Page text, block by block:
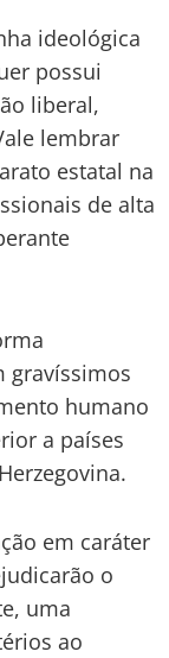
ideológica
possui
liberal,
lembrar
estatal na
de alta
gravíssimos
humano
a países
em caráter
o
uma
ao